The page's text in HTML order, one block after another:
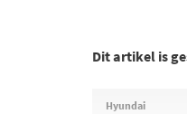
Dit artikel is
Hyundai